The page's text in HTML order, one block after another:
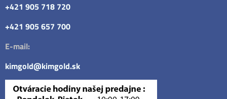
+421 905 718 720
+421 905 657 700
E-mail:
kimgold@kimgold.sk